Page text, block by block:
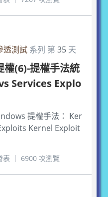
透測試 系列 第35 天
(6)-提權手法統
Services Explo
提權手法： Ker
Kernel Exploit
｜ 6900 次瀏覽